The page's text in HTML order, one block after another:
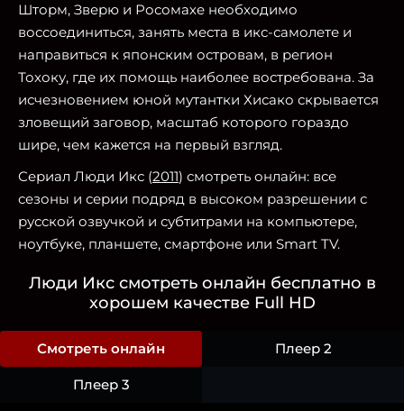
Шторм, Зверю и Росомахе необходимо
воссоединиться, занять места в икс-самолете и
направиться к японским островам, в регион
Тохоку, где их помощь наиболее востребована. За
исчезновением юной мутантки Хисако скрывается
зловещий заговор, масштаб которого гораздо
шире, чем кажется на первый взгляд.
Сериал Люди Икс (2011) смотреть онлайн: все
сезоны и серии подряд в высоком разрешении с
русской озвучкой и субтитрами на компьютере,
ноутбуке, планшете, смартфоне или Smart TV.
Люди Икс смотреть онлайн бесплатно в
хорошем качестве Full HD
Смотреть онлайн Плеер 2
Плеер 3